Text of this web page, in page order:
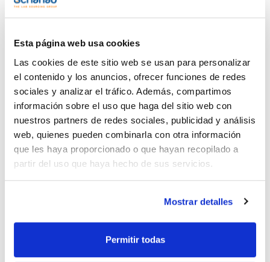
Esta página web usa cookies
Las cookies de este sitio web se usan para personalizar
el contenido y los anuncios, ofrecer funciones de redes
sociales y analizar el tráfico. Además, compartimos
información sobre el uso que haga del sitio web con
nuestros partners de redes sociales, publicidad y análisis
web, quienes pueden combinarla con otra información
que les haya proporcionado o que hayan recopilado a
partir del uso que haya hecho de sus servicios.
Mostrar detalles
Permitir todas
Imprimir ficha de
producto
Características
Descripción : Splitless, Direct, wide bore liner for Shimadzu
9A/16A GC
Foto nº (Fig.2) : 11
Instrumento : GC-14 (SPL-14 Injector)
Diámetro externo (mm) : 5
Diámetro interno (mm) : 3,4
Longitud (mm) : 139
Pack (u.) : 5
envases de 1 y de 25 liners. Véase geometría de cada uno de
los liners en las figuras Liners Shimadzu A y Liners Shimadzu
Ver más
TDS / Ficha técnica
COA
Regístrate para
SDS/ Hoja de seguridad